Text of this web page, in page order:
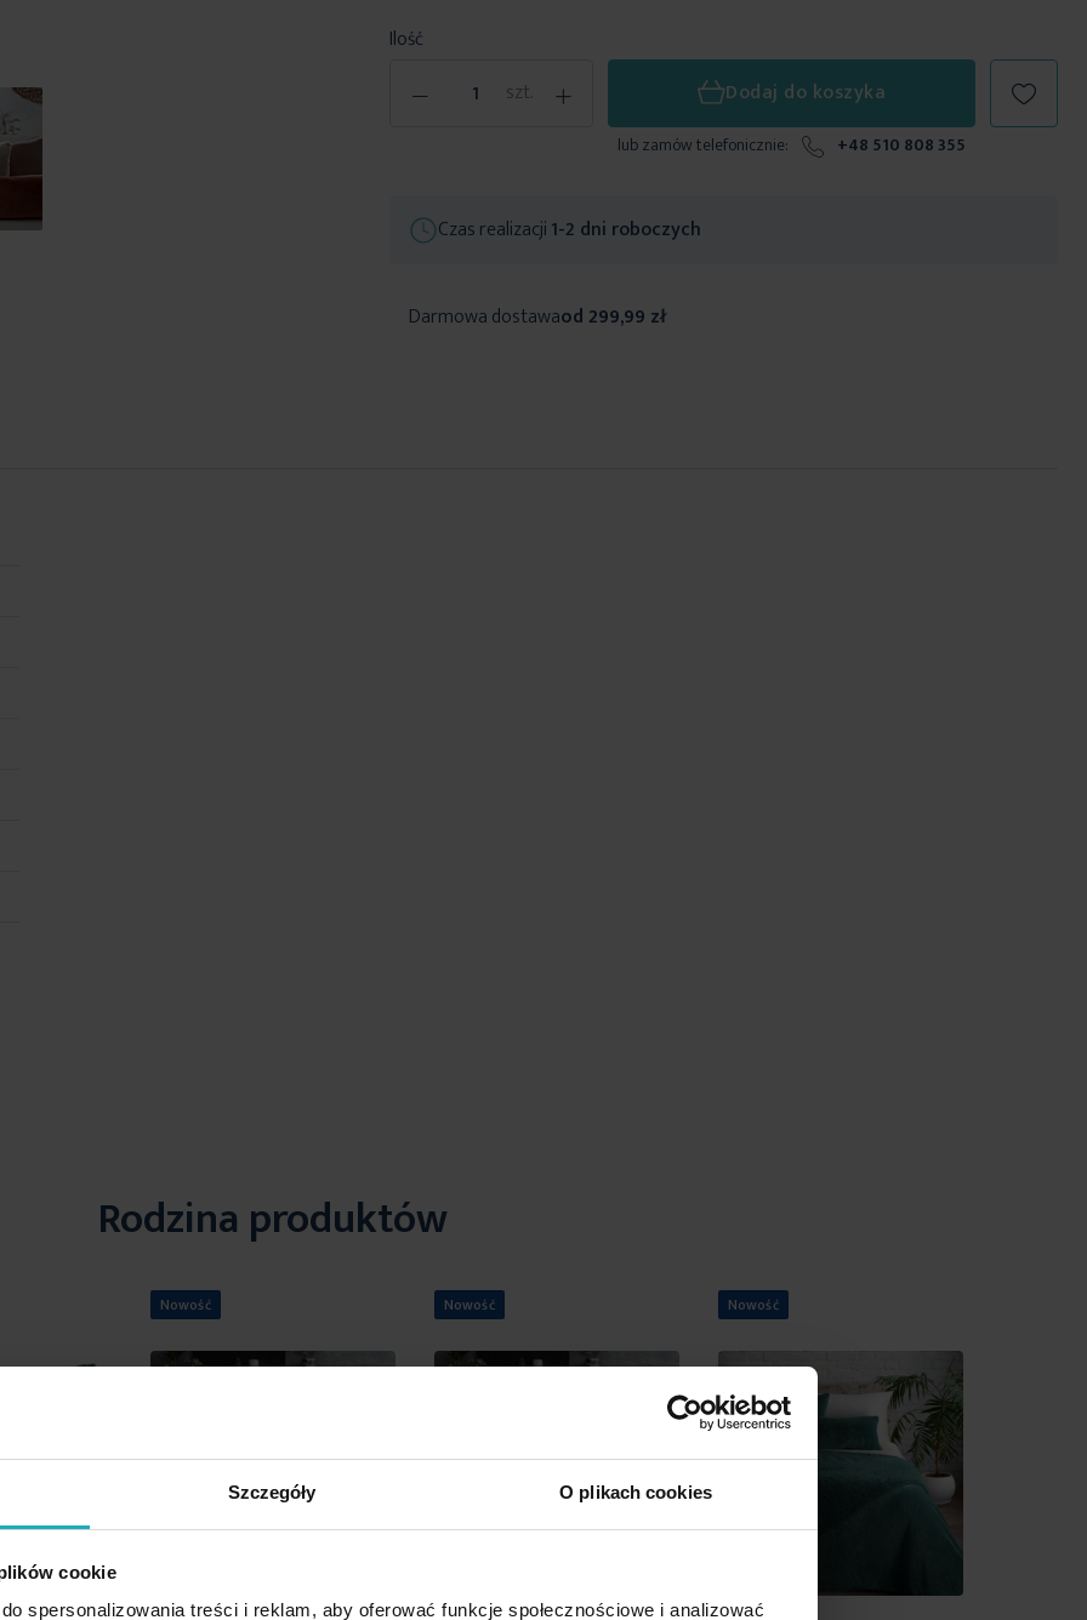
Szczegóły O plikach cookies
cookie
spersonalizowania treści i reklam, aby oferować funkcje społecznościowe i analizować
Ilość
- szt. + Dodaj do koszyka
lub zamów telefonicznie: +48 510 808 355
Czas realizacji1-2 dni roboczych
Darmowa dostawaod 299,99 zł
Rodzina produktów
Nowość Nowość Nowość